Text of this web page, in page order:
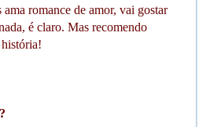
romance de amor, vai gostar
é claro. Mas recomendo